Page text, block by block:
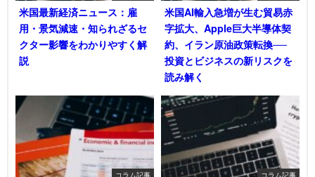
米国最新経済ニュース：雇
用・景気減速・知られざるセ
クター影響をわかりやすく解
説
米国AI輸入急増が生む貿易赤
字拡大、Apple巨大半導体契
約、イラン原油政策転換──
投資とビジネスの新リスクを
読み解く
コラム記事 コラム記事